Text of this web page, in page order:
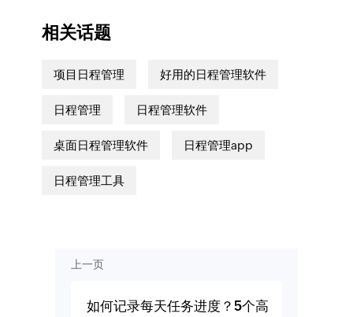
相关话题
项目日程管理 好用的日程管理软件
日程管理 日程管理软件
桌面日程管理软件 日程管理app
日程管理工具
上一页
如何记录每天任务进度？5个高